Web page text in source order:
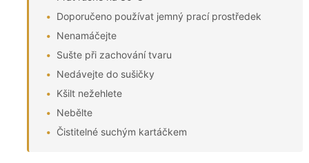
Doporučeno používat jemný prací prostředek
Nenamáčejte
Sušte při zachování tvaru
Nedávejte do sušičky
Kšilt nežehlete
Nebělte
Čistitelné suchým kartáčkem